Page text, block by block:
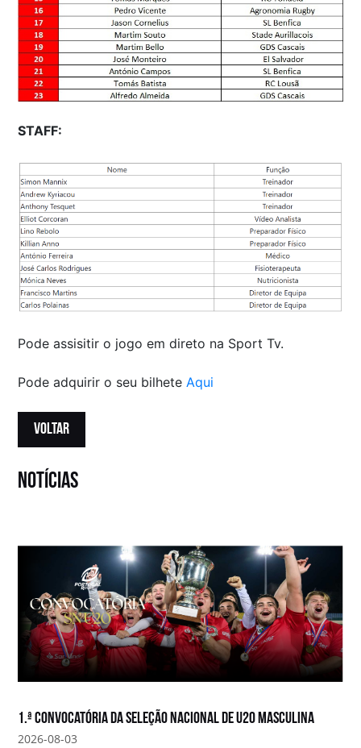
STAFF:
Pode assisitir o jogo em direto na Sport Tv.
Pode adquirir o seu bilheteAqui
VOLTAR
notícias
1.ª convocatória da Seleção Nacional de U20 Masculina
2026-08-03